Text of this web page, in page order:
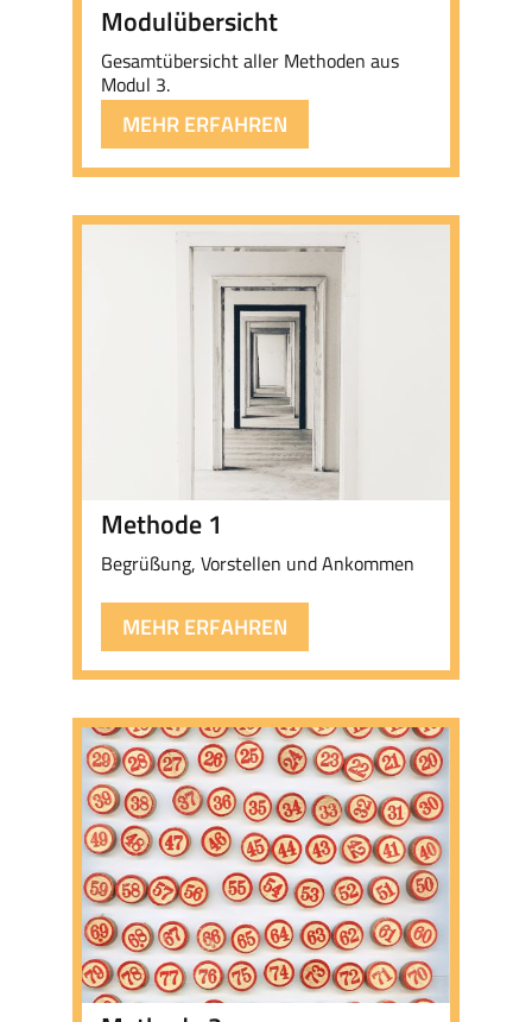
Modulübersicht
Gesamtübersicht aller Methoden aus
Modul 3.
MEHR ERFAHREN
Methode 1
Begrüßung, Vorstellen und Ankommen
MEHR ERFAHREN